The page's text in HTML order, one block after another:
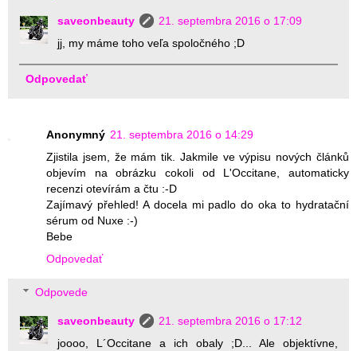
saveonbeauty
21. septembra 2016 o 17:09
jj, my máme toho veľa spoločného ;D
Odpovedať
Anonymný 21. septembra 2016 o 14:29
Zjistila jsem, že mám tik. Jakmile ve výpisu nových článků
objevím na obrázku cokoli od L'Occitane, automaticky
recenzi otevírám a čtu :-D
Zajímavý přehled! A docela mi padlo do oka to hydratační
sérum od Nuxe :-)
Bebe
Odpovedať
Odpovede
saveonbeauty
21. septembra 2016 o 17:12
joooo, L´Occitane a ich obaly ;D... Ale objektívne,